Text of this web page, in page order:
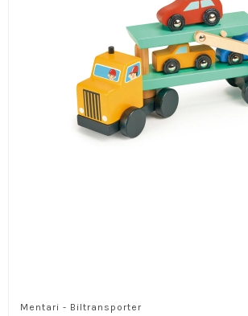
Mentari - Biltransporter